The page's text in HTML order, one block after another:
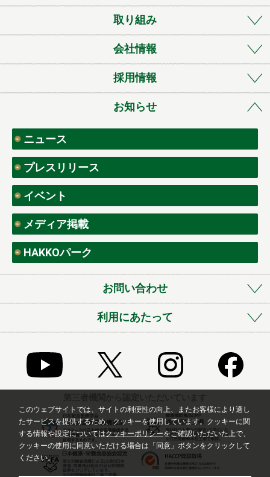
取り組み
会社情報
採用情報
お知らせ
ニュース
プレスリリース
イベント
メディア掲載
HAKKOパーク
お問い合わせ
利用にあたって
このウェブサイトでは、サイトの利便性の向上、またお客様により適し
たサービスを提供するため、クッキーを使用しています。クッキーに関
する情報や設定についてはクッキーポリシーをご確認いただいた上で、
クッキーの使用に同意いただける場合は「同意」ボタンをクリックして
ください。